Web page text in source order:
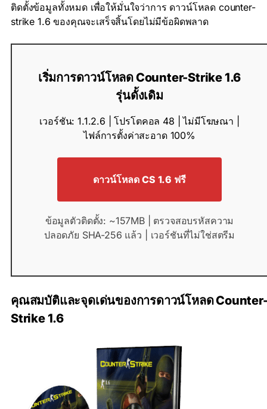
ติดตั้งข้อมูลทั้งหมด เพื่อให้มั่นใจว่าการ ดาวน์โหลด counter-
strike 1.6 ของคุณจะเสร็จสิ้นโดยไม่มีข้อผิดพลาด
เริ่มการดาวน์โหลด Counter-Strike 1.6
รุ่นดั้งเดิม
เวอร์ชัน: 1.1.2.6 | โปรโตคอล 48 | ไม่มีโฆษณา |
ไฟล์การตั้งค่าสะอาด 100%
ดาวน์โหลด CS 1.6 ฟรี
ข้อมูลตัวติดตั้ง: ~157MB | ตรวจสอบรหัสความ
ปลอดภัย SHA-256 แล้ว | เวอร์ชันที่ไม่ใช่สตรีม
คุณสมบัติและจุดเด่นของการดาวน์โหลด
Strike 1.6